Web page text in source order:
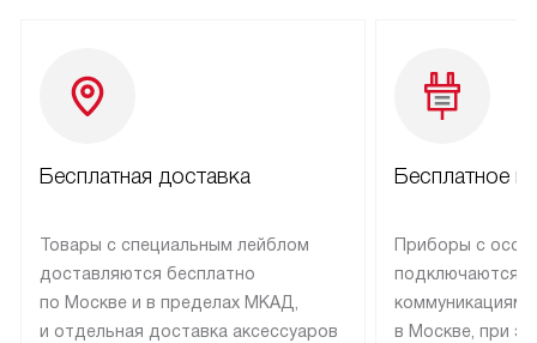
Бесплатная доставка
Товары с специальным лейблом
доставляются бесплатно
по Москве и в пределах МКАД,
и отдельная доставка аксессуаров
Бесплатное
Приборы с
подключаются к
коммуникациям
в Москве, при